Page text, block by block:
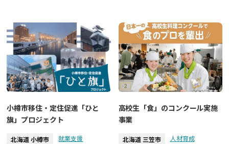
小樽市移住・定住促進「ひと
旗」プロジェクト
北海道 小樽市
就業支援
高校生「食」のコンクール実施
事業
北海道 三笠市
人材育成